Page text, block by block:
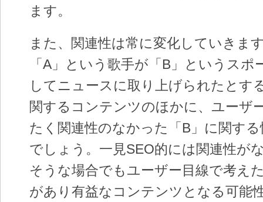
ます。
また、関連性は常に変化していきま
「A」という歌手が「B」というスポ
してニュースに取り上げられたとす
関するコンテンツのほかに、ユーザ
たく関連性のなかった「B」に関す
でしょう。一見SEO的には関連性が
そうな場合でもユーザー目線で考え
があり有益なコンテンツとなる可能